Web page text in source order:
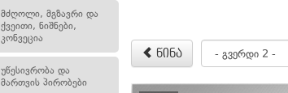
მძღოლი, მგზავრი და
ქვეითი, ნიშნები,
კონვეცია
უწესივრობა და
მართვის პირობები
წინა